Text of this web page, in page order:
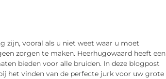
zijn, vooral als u niet weet waar u moet
zorgen te maken. Heerhugowaard heeft een
bieden voor alle bruiden. In deze blogpost
het vinden van de perfecte jurk voor uw grote